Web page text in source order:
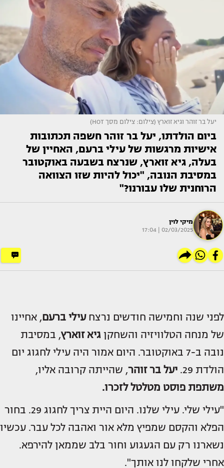
יעל בר זוהר וגיא זוארץ (צילום: צילום מסך HOT)
ביום הולדתו, יעל בר זוהר חשפה תכתובות
אישיות מרגשות של עילי ברעם, האחיין של
בעלה, גיא זוארץ, שנרצח בשבעה באוקטובר
במסיבת הנובה, "יכול להיות שזו הצוואה
הרוחנית שלו עבורנו?"
מיקי לוין
02/03/2025 | 17:04
לפני שנה וחמישה חודשים נרצח עילי ברעם, אחיינו
של מנחה הטלוויזיה והשחקן גיא זוארץ, במסיבת
נובה ב-7 באוקטובר. היום אמור היה עילי לחגוג יום
הולדת 29.
יעל בר זוהר, שהייתה קרובה אליו,
משתפת פוסט מטלטל לזכרו.
"עילי שלי. עילי שלנו. היום היית צריך לחגוג 29. בחור
הפלא והקסם שמפיץ מלא אור ואהבה לכל עבר. עכשיו
נשארנו רק עם הגעגוע וחור בלב שממאן להירפא.
אחרי שלקחו לנו אותך".